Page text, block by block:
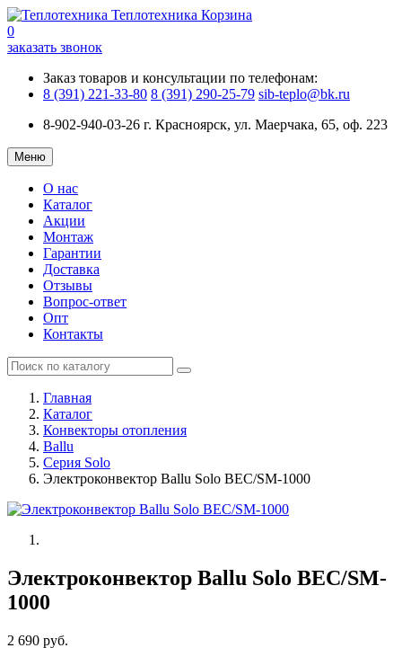
Теплотехника Корзина
0
заказать звонок
Заказ товаров и консультации по телефонам:
8 (391) 221-33-80 8 (391) 290-25-79 sib-teplo@bk.ru
8-902-940-03-26 г. Красноярск, ул. Маерчака, 65, оф. 223
Меню
О нас
Каталог
Акции
Монтаж
Гарантии
Доставка
Отзывы
Вопрос-ответ
Опт
Контакты
Главная
Каталог
Конвекторы отопления
Ballu
Серия Solo
Электроконвектор Ballu Solo BEC/SM-1000
Электроконвектор Ballu Solo BEC/SM-
1000
2 690 руб.